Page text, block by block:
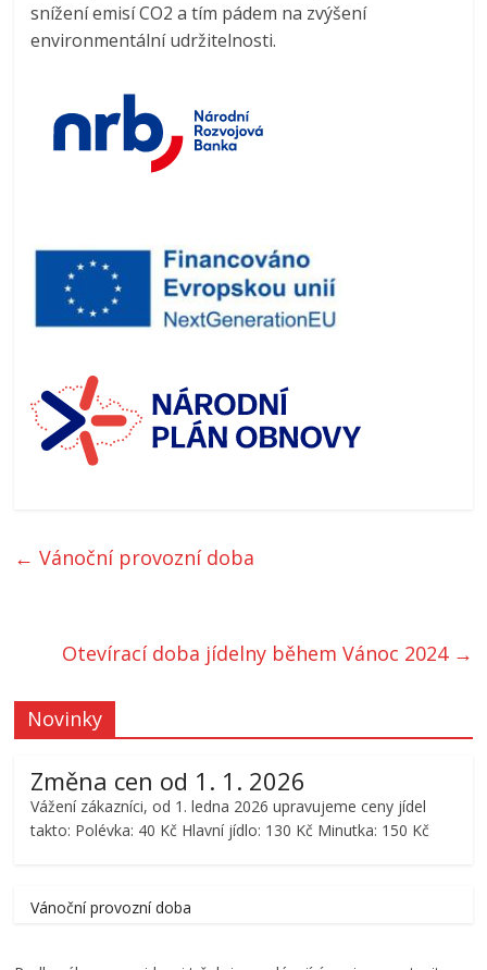
snížení emisí CO2 a tím pádem na zvýšení
environmentální udržitelnosti.
← Vánoční provozní doba
Otevírací doba jídelny během Vánoc 2024 →
Novinky
Změna cen od 1. 1. 2026
Vážení zákazníci, od 1. ledna 2026 upravujeme ceny jídel
takto: Polévka: 40 Kč Hlavní jídlo: 130 Kč Minutka: 150 Kč
Vánoční provozní doba